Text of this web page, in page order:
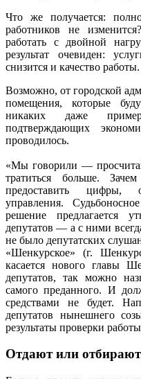
Что же получается:
работников не
работать с двойной
результат очевиден:
снизится и качество работы.
Возможно, от городской
помещения, которые
никаких даже
подтверждающих
проводилось.
«Мы говорили —
тратиться больше.
предоставить цифры,
управления.
решение предлагается
депутатов — а с ними
не было депутатских
«Шенкурское» (г.
касается нового главы
депутатов, так можно
самого преданного. И
средствами не будет.
депутатов нынешнего
результаты проверки
Отдают или